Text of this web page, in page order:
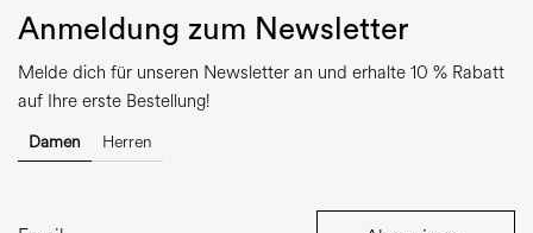
Anmeldung zum Newsletter
Melde dich für unseren Newsletter an und erhalte 10 % Rabatt
auf Ihre erste Bestellung!
Damen Herren